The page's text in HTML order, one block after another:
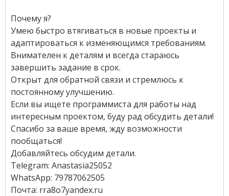
Почему я?
Умею быстро втягиваться в новые проекты и
адаптироваться к изменяющимся требованиям.
Внимателен к деталям и всегда стараюсь
завершить задание в срок.
Открыт для обратной связи и стремлюсь к
постоянному улучшению.
Если вы ищете программиста для работы над
интересным проектом, буду рад обсудить детали!
Спасибо за ваше время, жду возможности
пообщаться!
Добавляйтесь обсудим детали.
Telegram: Anastasia25052
WhatsApp: 79787062505
Почта: rra8o7yandex.ru